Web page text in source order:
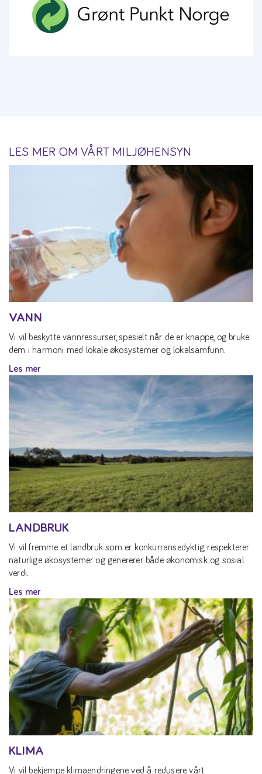
LES MER OM VÅRT MILJØHENSYN
VANN
Vi vil beskytte vannressurser, spesielt når de er knappe, og bruke
dem i harmoni med lokale økosystemer og lokalsamfunn.
Les mer
LANDBRUK
Vi vil fremme et landbruk som er konkurransedyktig, respekterer
naturlige økosystemer og genererer både økonomisk og sosial
verdi.
Les mer
KLIMA
Vi vil bekjempe klimaendringene ved å redusere vårt